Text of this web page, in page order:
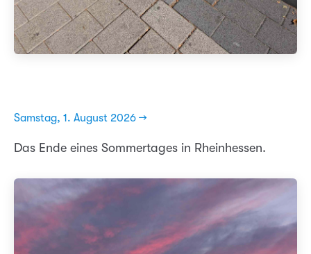
Samstag, 1. August 2026 →
Das Ende eines Sommertages in Rheinhessen.